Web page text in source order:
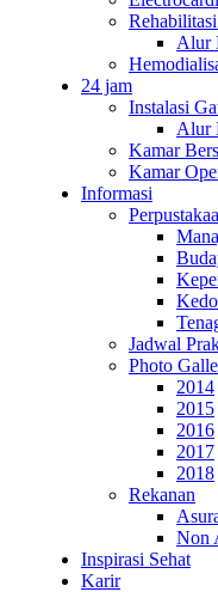
Alur
24 jam
Instalasi
Alur
Kamar
Kamar
Informasi
Jadwal
Photo
2014
2015
2016
2017
2018
Rekanan
Non
Inspirasi Sehat
Karir